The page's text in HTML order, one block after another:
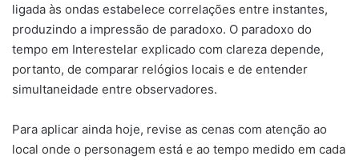
ligada às ondas estabelece correlações entre instantes,
produzindo a impressão de paradoxo. O paradoxo do
tempo em Interestelar explicado com clareza depende,
portanto, de comparar relógios locais e de entender
simultaneidade entre observadores.
Para aplicar ainda hoje, revise as cenas com atenção ao
local onde o personagem está e ao tempo medido em cada